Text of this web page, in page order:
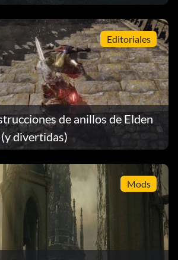
Editoriales
de anillos de Elden
divertidas)
Mods